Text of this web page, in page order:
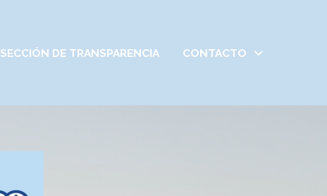
SECCIÓN DE TRANSPARENCIA CONTACTO